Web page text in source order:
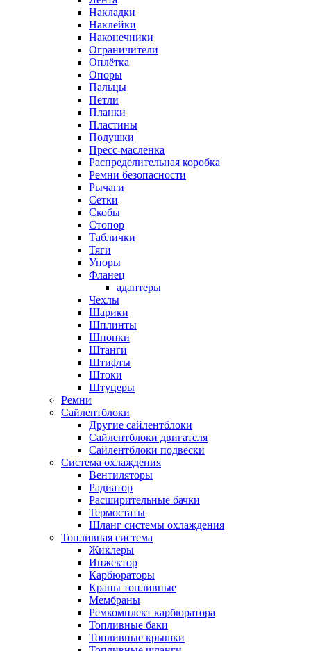
Накладки
Наклейки
Наконечники
Ограничители
Оплётка
Опоры
Пальцы
Петли
Планки
Пластины
Подушки
Пресс-масленка
Распределительная коробка
Ремни безопасности
Рычаги
Сетки
Скобы
Стопор
Таблички
Тяги
Упоры
Фланец
адаптеры
Чехлы
Шарики
Шплинты
Шпонки
Штанги
Штифты
Штоки
Штуцеры
Ремни
Сайлентблоки
Другие сайлентблоки
Сайлентблоки двигателя
Сайлентблоки подвески
Система охлаждения
Вентиляторы
Радиатор
Расширительные бачки
Термостаты
Шланг системы охлаждения
Топливная система
Жиклеры
Инжектор
Карбюраторы
Краны топливные
Мембраны
Ремкомплект карбюратора
Топливные баки
Топливные крышки